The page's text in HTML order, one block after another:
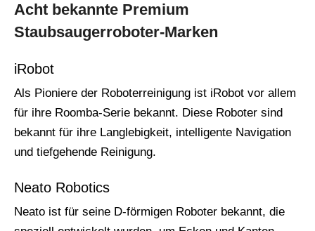
Acht bekannte Premium
Staubsaugerroboter-Marken
iRobot
Als Pioniere der Roboterreinigung ist iRobot vor allem
für ihre Roomba-Serie bekannt. Diese Roboter sind
bekannt für ihre Langlebigkeit, intelligente Navigation
und tiefgehende Reinigung.
Neato Robotics
Neato ist für seine D-förmigen Roboter bekannt, die